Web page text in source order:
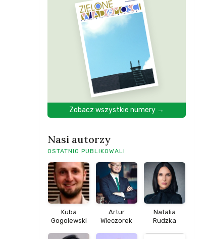
Zobacz wszystkie numery →
Nasi autorzy
OSTATNIO PUBLIKOWALI
Kuba
Gogolewski
Artur
Wieczorek
Natalia
Rudzka